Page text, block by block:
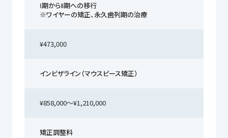
Ⅰ期からⅡ期への移行
※ワイヤーの矯正、永久歯列期の治療
¥473,000
インビザライン（マウスピース矯正）
¥858,000〜¥1,210,000
矯正調整料